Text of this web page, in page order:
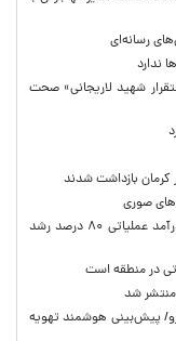
رسانه‌ای
ندارد
شهید لاریجانی» صحت
صوری
تغییر مثبت در عملکرد مالی بانک صادرات ایران/ درآمد عملیاتی ۸۰ درصد رشد
در منطقه است
منتشر شد
پیش‌بینی هوشمند تهویه